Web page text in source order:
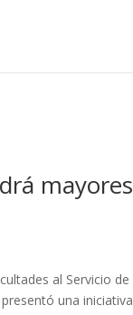
mayores
al Servicio de
una iniciativa